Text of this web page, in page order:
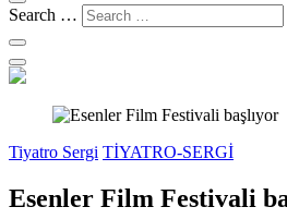
Search …
Tiyatro Sergi TİYATRO-SERGİ
Esenler Film Festivali